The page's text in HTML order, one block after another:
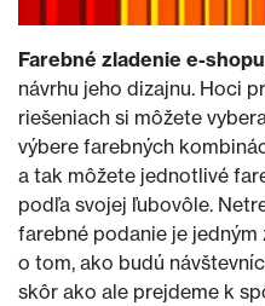
Farebné zladenie e-shopu
návrhu jeho dizajnu. Hoci
riešeniach si môžete
výbere farebných
a tak môžete jednotlivé
podľa svojej ľubovôle.
farebné podanie je
o tom, ako budú
skôr ako ale prejdeme k